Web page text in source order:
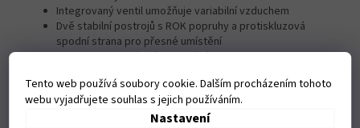
Tento web používá soubory cookie. Dalším procházením tohoto
webu vyjadřujete souhlas s jejich používáním.
Nastavení
Integrovaný ventil umožňuje variabilní vzduchem
Dvě stabilní postrojů s ROK popruhy a protiskluzová
spodní strana pro přesné umístění
Ochrana proti krádeži upevněním pod sedadlem
pohodlí při další sezení
Vodotěsné polyuretanovou poduškou